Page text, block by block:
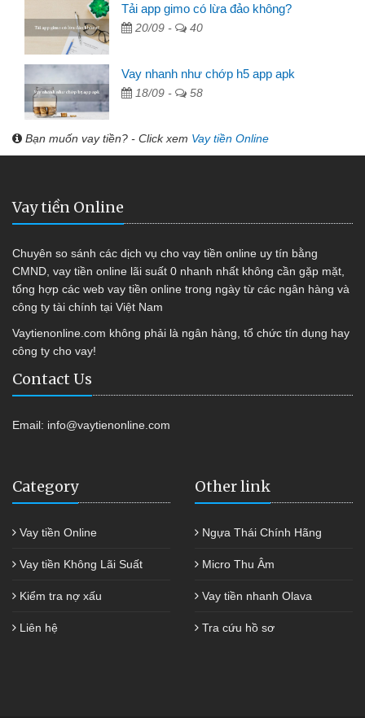
Tải app gimo có lừa đảo không?
20/09 - 40
Vay nhanh như chớp h5 app apk
18/09 - 58
Bạn muốn vay tiền? - Click xem Vay tiền Online
Vay tiền Online
Chuyên so sánh các dịch vụ cho vay tiền online uy tín bằng
CMND, vay tiền online lãi suất 0 nhanh nhất không cần gặp mặt,
tổng hợp các web vay tiền online trong ngày từ các ngân hàng và
công ty tài chính tại Việt Nam
Vaytienonline.com không phải là ngân hàng, tổ chức tín dụng hay
công ty cho vay!
Contact Us
Email: info@vaytienonline.com
Category
Vay tiền Online
Vay tiền Không Lãi Suất
Kiểm tra nợ xấu
Liên hệ
Other link
Ngựa Thái Chính Hãng
Micro Thu Âm
Vay tiền nhanh Olava
Tra cứu hồ sơ